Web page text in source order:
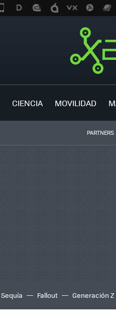
CIENCIA MOVILIDAD
PARTNERS
Sequía Fallout Generación Z